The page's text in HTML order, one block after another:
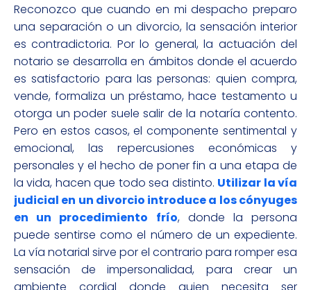
Reconozco que cuando en mi despacho preparo
una separación o un divorcio, la sensación interior
es contradictoria. Por lo general, la actuación del
notario se desarrolla en ámbitos donde el acuerdo
es satisfactorio para las personas: quien compra,
vende, formaliza un préstamo, hace testamento u
otorga un poder suele salir de la notaría contento.
Pero en estos casos, el componente sentimental y
emocional, las repercusiones económicas y
personales y el hecho de poner fin a una etapa de
la vida, hacen que todo sea distinto. Utilizar la vía
judicial en un divorcio introduce a los cónyuges
en un procedimiento frío, donde la persona
puede sentirse como el número de un expediente.
La vía notarial sirve por el contrario para romper esa
sensación de impersonalidad, para crear un
ambiente cordial donde quien necesita ser